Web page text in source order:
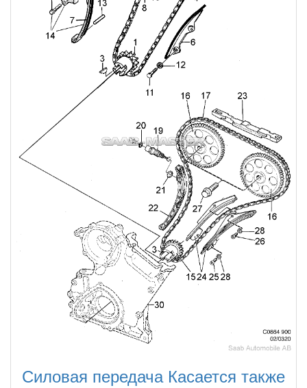
Силовая передача Касается также